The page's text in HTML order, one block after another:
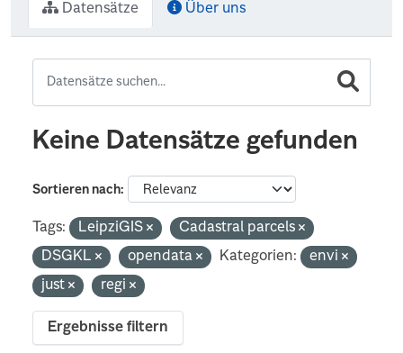
Datensätze Über uns
Keine Datensätze gefunden
Sortieren nach
Tags: LeipziGIS
Cadastral parcels
DSGKL
opendata Kategorien:
envi
just
regi
Ergebnisse filtern